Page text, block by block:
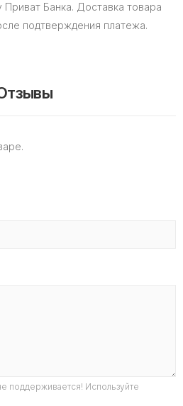
Приват Банка. Доставка товара
подтверждения платежа.
поддерживается! Используйте